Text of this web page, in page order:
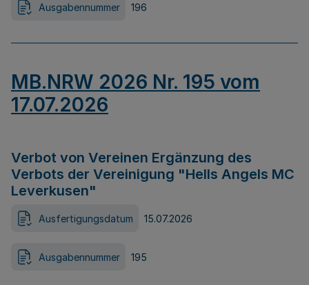
Ausgabennummer 196
MB.NRW 2026 Nr. 195 vom
17.07.2026
Verbot von Vereinen Ergänzung des
Verbots der Vereinigung "Hells Angels MC
Leverkusen"
Ausfertigungsdatum 15.07.2026
Ausgabennummer 195